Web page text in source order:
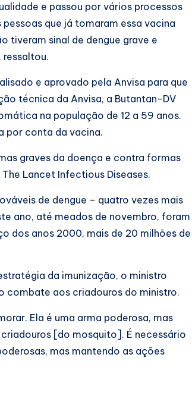
e passou por vários processos
que já tomaram essa vacina
tiveram sinal de dengue grave e
e aprovado pela Anvisa para que
técnica da Anvisa, a Butantan-DV
na população de 12 a 59 anos.
por conta da vacina.
graves da doença e contra formas
Lancet Infectious Diseases.
de dengue – quatro vezes mais
ano, até meados de novembro, foram
dos anos 2000, mais de 20 milhões de
da imunização, o ministro
combate aos criadouros do ministro.
Ela é uma arma poderosa, mas
[do mosquito]. É necessário
mas mantendo as ações